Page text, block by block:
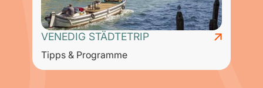
VENEDIG STÄDTETRIP
Tipps & Programme